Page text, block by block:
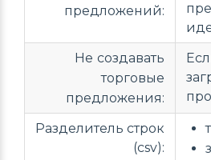
предложений:
Не создавать
торговые
предложения:
Разделитель строк
(csv):